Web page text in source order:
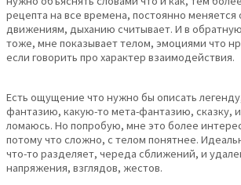
рецепта на все времена, постоянно
движениям, дыханию считывает. И в
тоже, мне показывает телом, эмоциями что
если говорить про характер взаимодействия.
Есть ощущение что нужно бы описать
фантазию, какую-то мета-фантазию, сказку,
ломаюсь. Но попробую, мне это более
потому что сложно, с телом понятнее.
что-то разделяет, череда сближений, и
напряжения, взглядов, жестов.